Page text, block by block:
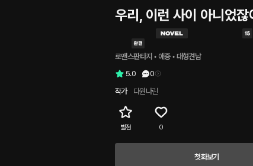
우리, 이런 사이 아니었잖
로맨스판타지 • 애증 • 대형견남
5.0
0
작가
다원나린
별점 0
첫화보기